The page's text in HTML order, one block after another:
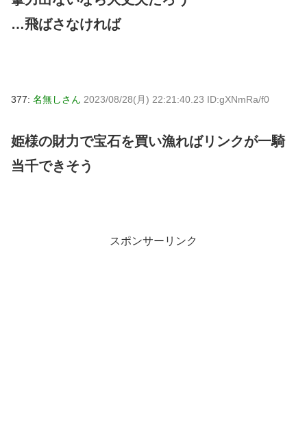
…飛ばさなければ
377: 名無しさん 2023/08/28(月) 22:21:40.23 ID:gXNmRa/f0
姫様の財力で宝石を買い漁ればリンクが一騎
当千できそう
スポンサーリンク